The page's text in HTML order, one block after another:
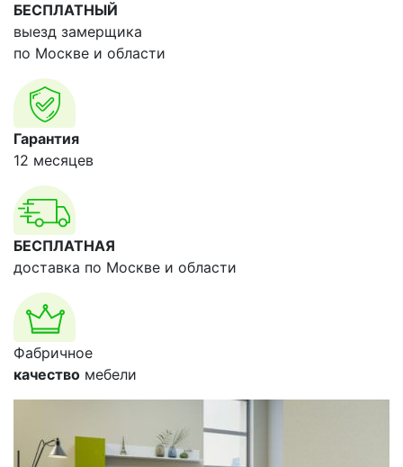
БЕСПЛАТНЫЙ
выезд замерщика
по Москве и области
Гарантия
12 месяцев
БЕСПЛАТНАЯ
доставка по Москве и области
Фабричное
качество мебели